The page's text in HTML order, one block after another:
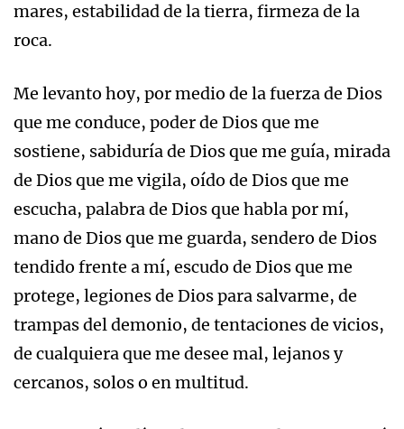
mares, estabilidad de la tierra, firmeza de la
roca.
Me levanto hoy, por medio de la fuerza de Dios
que me conduce, poder de Dios que me
sostiene, sabiduría de Dios que me guía, mirada
de Dios que me vigila, oído de Dios que me
escucha, palabra de Dios que habla por mí,
mano de Dios que me guarda, sendero de Dios
tendido frente a mí, escudo de Dios que me
protege, legiones de Dios para salvarme, de
trampas del demonio, de tentaciones de vicios,
de cualquiera que me desee mal, lejanos y
cercanos, solos o en multitud.